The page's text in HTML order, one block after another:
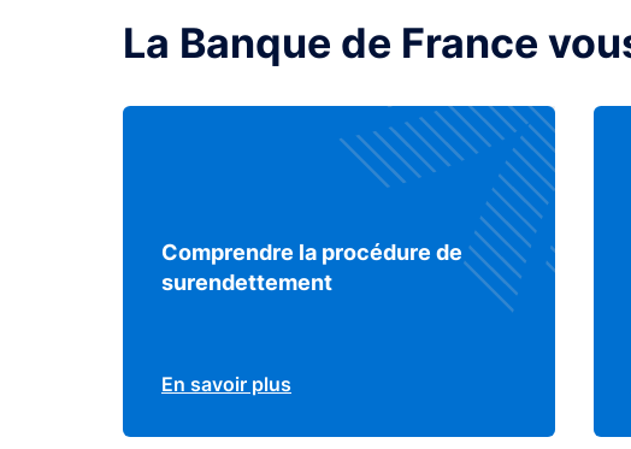
La Banque de France
Comprendre la procédure de
surendettement
En savoir plus